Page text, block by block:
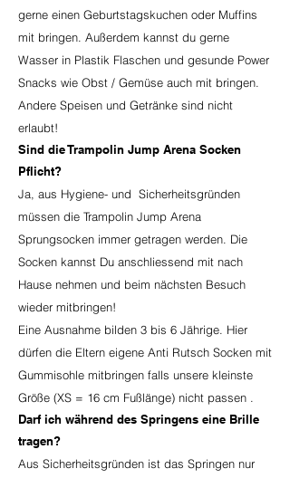
gerne einen Geburtstagskuchen oder Muffins
mit bringen. Außerdem kannst du gerne
Wasser in Plastik Flaschen und gesunde Power
Snacks wie Obst / Gemüse auch mit bringen.
Andere Speisen und Getränke sind nicht
erlaubt!
Sind die Trampolin Jump Arena Socken
Pflicht?
Ja, aus Hygiene- und Sicherheitsgründen
müssen die Trampolin Jump Arena
Sprungsocken immer getragen werden. Die
Socken kannst Du anschliessend mit nach
Hause nehmen und beim nächsten Besuch
wieder mitbringen!
Eine Ausnahme bilden 3 bis 6 Jährige. Hier
dürfen die Eltern eigene Anti Rutsch Socken mit
Gummisohle mitbringen falls unsere kleinste
Größe (XS = 16 cm Fußlänge) nicht passen .
Darf ich während des Springens eine Brille
tragen?
Aus Sicherheitsgründen ist das Springen nur